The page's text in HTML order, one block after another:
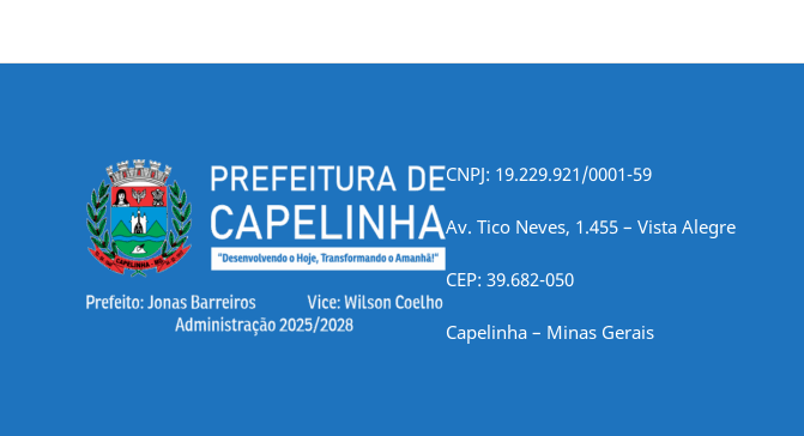
CNPJ: 19.229.921/0001-59
Av. Tico Neves, 1.455 – Vista Alegre
CEP: 39.682-050
Capelinha – Minas Gerais